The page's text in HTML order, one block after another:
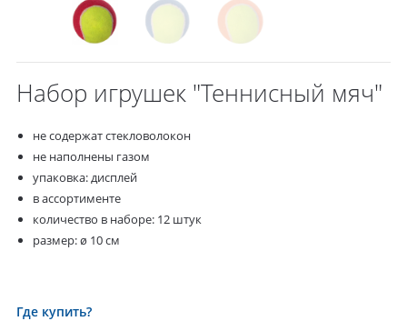
Набор игрушек "Теннисный мяч"
не содержат стекловолокон
не наполнены газом
упаковка: дисплей
в ассортименте
количество в наборе: 12 штук
размер: ø 10 см
Где купить?